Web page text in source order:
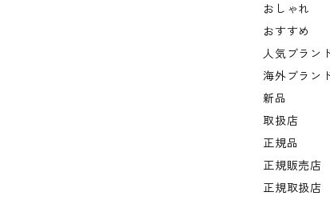
おしゃれ
おすすめ
人気ブラン
海外ブラン
新品
取扱店
正規品
正規販売店
正規取扱店